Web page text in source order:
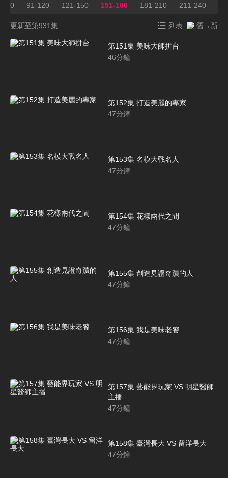
90 91-120 121-150 151-180 181-210 211-240
更新至第931集 列表 舊→新
第151集 美味大師拼台
46分鐘
第152集 打造美麗的專家
47分鐘
第153集 名模大戰名人
47分鐘
第154集 花樣兩代之間
47分鐘
第155集 創造見證奇蹟的人
47分鐘
第156集 我是美味老饕
47分鐘
第157集 藝能界玩家 VS 明星醫師
主播
47分鐘
第158集 臺灣長大 VS 留洋長大
47分鐘